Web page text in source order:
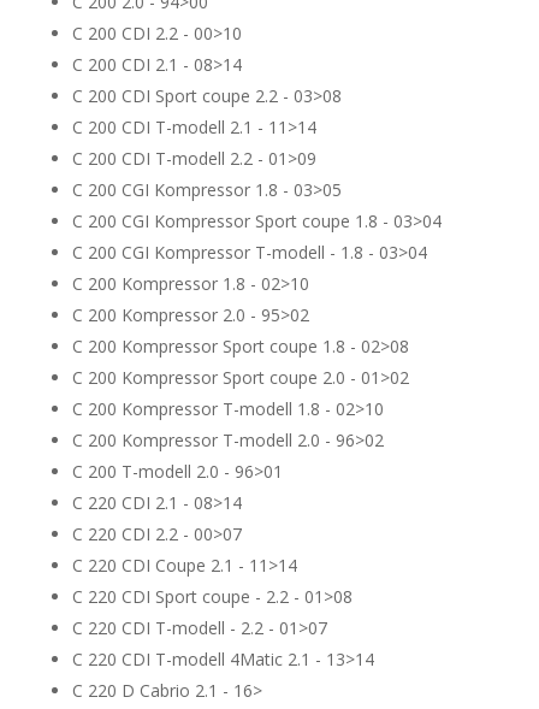
C 200 CDI 2.2 - 00>10
C 200 CDI 2.1 - 08>14
C 200 CDI Sport coupe 2.2 - 03>08
C 200 CDI T-modell 2.1 - 11>14
C 200 CDI T-modell 2.2 - 01>09
C 200 CGI Kompressor 1.8 - 03>05
C 200 CGI Kompressor Sport coupe 1.8 - 03>04
C 200 CGI Kompressor T-modell - 1.8 - 03>04
C 200 Kompressor 1.8 - 02>10
C 200 Kompressor 2.0 - 95>02
C 200 Kompressor Sport coupe 1.8 - 02>08
C 200 Kompressor Sport coupe 2.0 - 01>02
C 200 Kompressor T-modell 1.8 - 02>10
C 200 Kompressor T-modell 2.0 - 96>02
C 200 T-modell 2.0 - 96>01
C 220 CDI 2.1 - 08>14
C 220 CDI 2.2 - 00>07
C 220 CDI Coupe 2.1 - 11>14
C 220 CDI Sport coupe - 2.2 - 01>08
C 220 CDI T-modell - 2.2 - 01>07
C 220 CDI T-modell 4Matic 2.1 - 13>14
C 220 D Cabrio 2.1 - 16>